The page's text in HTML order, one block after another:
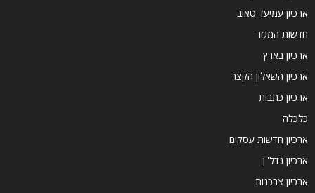
ארכיון עמיעד טאוב
חדשות המגזר
ארכיון בארץ
ארכיון השאלון הקצר
ארכיון כתבות
כלכלה
ארכיון חדשות עסקים
ארכיון נדל''ן
ארכיון צרכנות